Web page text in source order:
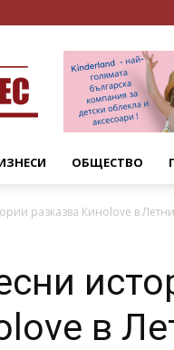
ОБЩЕСТВО
разказва Киноlove в
в